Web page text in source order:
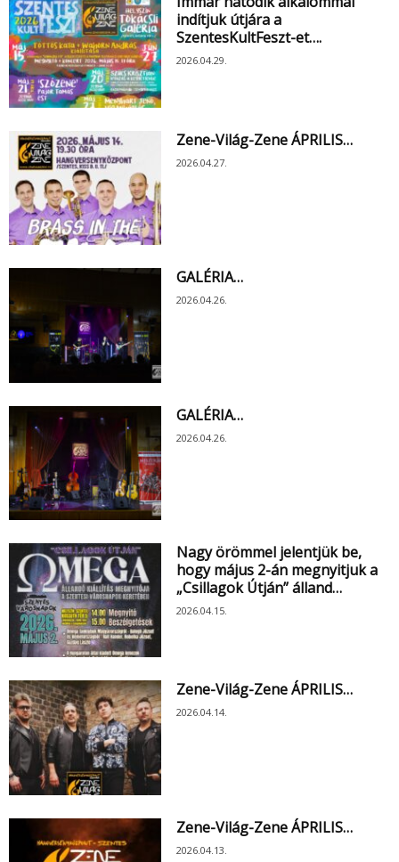
indítjuk útjára a
SzentesKultFeszt-et….
2026.04.29.
Zene-Világ-Zene ÁPRILIS…
2026.04.27.
GALÉRIA…
2026.04.26.
GALÉRIA…
2026.04.26.
Nagy örömmel jelentjük be,
hogy május 2-án megnyitjuk a
„Csillagok Útján” álland…
2026.04.15.
Zene-Világ-Zene ÁPRILIS…
2026.04.14.
Zene-Világ-Zene ÁPRILIS…
2026.04.13.